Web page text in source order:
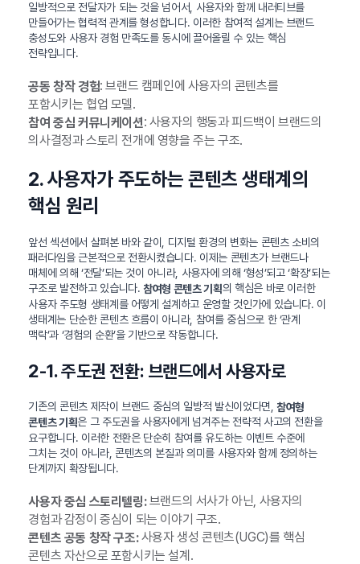
일방적으로 전달자가 되는 것을 넘어서, 사용자와 함께 내러티브를
만들어가는 협력적 관계를 형성합니다. 이러한 참여적 설계는 브랜드
충성도와 사용자 경험 만족도를 동시에 끌어올릴 수 있는 핵심
전략입니다.
공동 창작 경험: 브랜드 캠페인에 사용자의 콘텐츠를
포함시키는 협업 모델.
참여 중심 커뮤니케이션: 사용자의 행동과 피드백이 브랜드의
의사결정과 스토리 전개에 영향을 주는 구조.
2. 사용자가 주도하는 콘텐츠 생태계의
핵심 원리
앞선 섹션에서 살펴본 바와 같이, 디지털 환경의 변화는 콘텐츠 소비의
패러다임을 근본적으로 전환시켰습니다. 이제는 콘텐츠가 브랜드나
매체에 의해 ‘전달’되는 것이 아니라, 사용자에 의해 ‘형성’되고 ‘확장’되는
구조로 발전하고 있습니다.참여형 콘텐츠 기획의 핵심은 바로 이러한
사용자 주도형 생태계를 어떻게 설계하고 운영할 것인가에 있습니다. 이
생태계는 단순한 콘텐츠 흐름이 아니라, 참여를 중심으로 한 ‘관계
맥락’과 ‘경험의 순환’을 기반으로 작동합니다.
2-1. 주도권 전환: 브랜드에서 사용자로
기존의 콘텐츠 제작이 브랜드 중심의 일방적 발신이었다면,참여형
콘텐츠 기획은 그 주도권을 사용자에게 넘겨주는 전략적 사고의 전환을
요구합니다. 이러한 전환은 단순히 참여를 유도하는 이벤트 수준에
그치는 것이 아니라, 콘텐츠의 본질과 의미를 사용자와 함께 정의하는
단계까지 확장됩니다.
사용자 중심 스토리텔링:브랜드의 서사가 아닌, 사용자의
경험과 감정이 중심이 되는 이야기 구조.
콘텐츠 공동 창작 구조:사용자 생성 콘텐츠(UGC)를 핵심
콘텐츠 자산으로 포함시키는 설계.